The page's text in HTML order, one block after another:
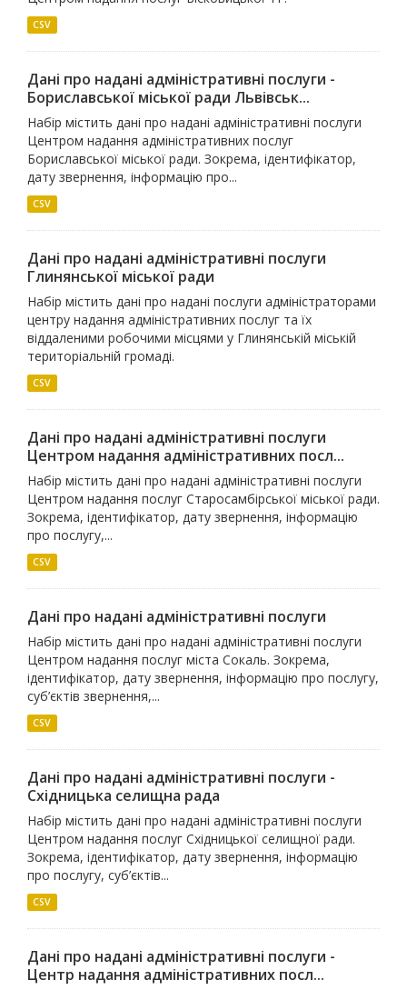
CSV
Дані про надані адміністративні послуги -
Бориславської міської ради Львівськ...
Набір містить дані про надані адміністративні послуги
Центром надання адміністративних послуг
Бориславської міської ради. Зокрема, ідентифікатор,
дату звернення, інформацію про...
CSV
Дані про надані адміністративні послуги
Глинянської міської ради
Набір містить дані про надані послуги адміністраторами
центру надання адміністративних послуг та їх
віддаленими робочими місцями у Глинянській міській
територіальній громаді.
CSV
Дані про надані адміністративні послуги
Центром надання адміністративних посл...
Набір містить дані про надані адміністративні послуги
Центром надання послуг Старосамбірської міської ради.
Зокрема, ідентифікатор, дату звернення, інформацію
про послугу,...
CSV
Дані про надані адміністративні послуги
Набір містить дані про надані адміністративні послуги
Центром надання послуг міста Сокаль. Зокрема,
ідентифікатор, дату звернення, інформацію про послугу,
суб’єктів звернення,...
CSV
Дані про надані адміністративні послуги -
Східницька селищна рада
Набір містить дані про надані адміністративні послуги
Центром надання послуг Східницької селищної ради.
Зокрема, ідентифікатор, дату звернення, інформацію
про послугу, суб’єктів...
CSV
Дані про надані адміністративні послуги -
Центр надання адміністративних посл...